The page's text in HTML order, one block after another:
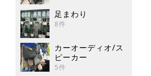
足まわり
8件
カーオーディオ/ス
ピーカー
5件